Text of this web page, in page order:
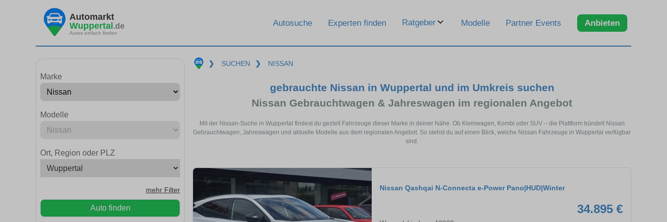
Automarkt
Wuppertal.de
Autos einfach finden
Autosuche Experten finden Ratgeber Modelle Partner Events Anbieten
Marke
Modelle
Ort, Region oder PLZ
mehr Filter
Auto finden
❯ SUCHEN ❯ NISSAN
gebrauchte Nissan in Wuppertal und im Umkreis suchen
Nissan Gebrauchtwagen & Jahreswagen im regionalen Angebot
Mit der Nissan-Suche in Wuppertal findest du gezielt Fahrzeuge dieser Marke in deiner Nähe. Ob Kleinwagen, Kombi oder SUV – die Plattform bündelt Nissan
Gebrauchtwagen, Jahreswagen und aktuelle Modelle aus dem regionalen Angebot. So siehst du auf einen Blick, welche Nissan Fahrzeuge in Wuppertal verfügbar
sind.
Nissan Qashqai N-Connecta e-Power Pano|HUD|Winter
34.895 €